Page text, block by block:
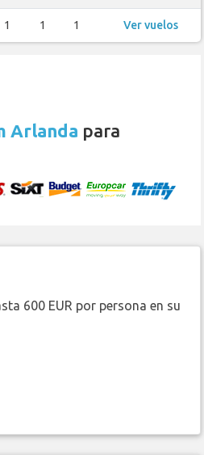
1 1 1 Ver vuelos
Arlanda para
600 EUR por persona en su